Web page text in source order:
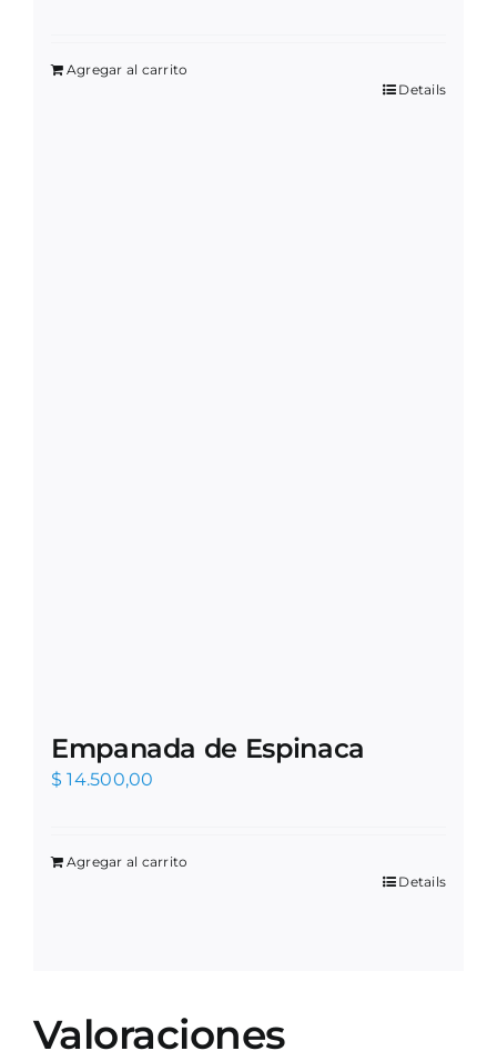
Agregar al carrito
Details
Empanada de Espinaca
$ 14.500,00
Agregar al carrito
Details
Valoraciones